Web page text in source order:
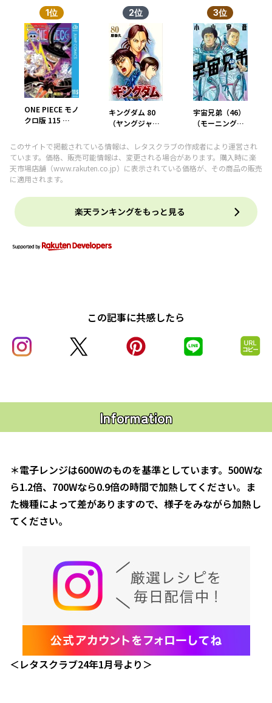
1位
ONE PIECE モノ
クロ版 115 【電
栄一郎 ]
2位
キングダム 80
（ヤングジャン
[ 原 泰久 ]
3位
宇宙兄弟（46）
（モーニング
]
このサイトで掲載されている情報は、レタスクラブの作成者により運営され
ています。価格、販売可能情報は、変更される場合があります。購入時に楽
天市場店舗（www.rakuten.co.jp）に表示されている価格が、その商品の販売
に適用されます。
楽天ランキングをもっと見る
この記事に共感したら
Information
＊電子レンジは600Wのものを基準としています。500Wな
ら1.2倍、700Wなら0.9倍の時間で加熱してください。ま
た機種によって差がありますので、様子をみながら加熱し
てください。
＜レタスクラブ24年1月号より＞